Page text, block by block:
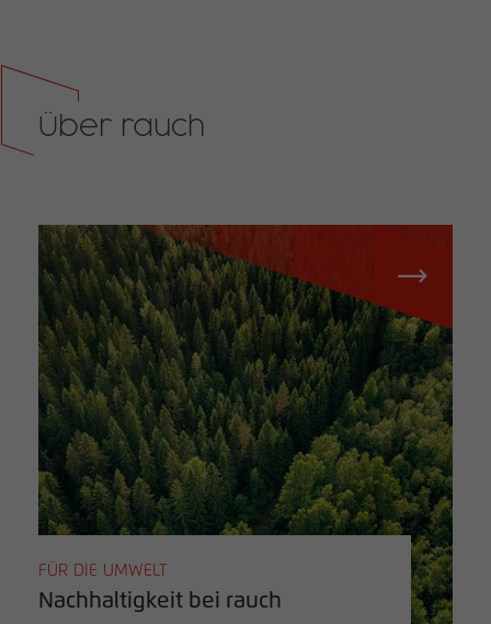
Über rauch
FÜR DIE UMWELT
Nachhaltigkeit bei rauch